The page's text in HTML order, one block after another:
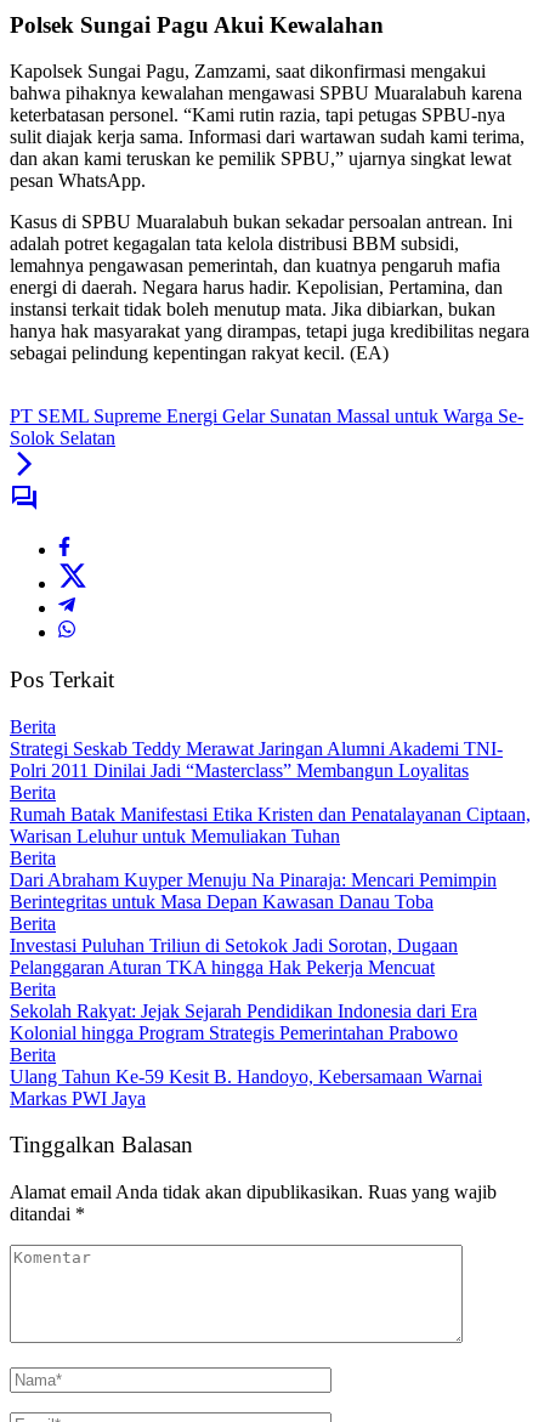
Polsek Sungai Pagu Akui Kewalahan
Kapolsek Sungai Pagu, Zamzami, saat dikonfirmasi mengakui
bahwa pihaknya kewalahan mengawasi SPBU Muaralabuh karena
keterbatasan personel. “Kami rutin razia, tapi petugas SPBU-nya
sulit diajak kerja sama. Informasi dari wartawan sudah kami terima,
dan akan kami teruskan ke pemilik SPBU,” ujarnya singkat lewat
pesan WhatsApp.
Kasus di SPBU Muaralabuh bukan sekadar persoalan antrean. Ini
adalah potret kegagalan tata kelola distribusi BBM subsidi,
lemahnya pengawasan pemerintah, dan kuatnya pengaruh mafia
energi di daerah. Negara harus hadir. Kepolisian, Pertamina, dan
instansi terkait tidak boleh menutup mata. Jika dibiarkan, bukan
hanya hak masyarakat yang dirampas, tetapi juga kredibilitas negara
sebagai pelindung kepentingan rakyat kecil. (EA)
PT SEML Supreme Energi Gelar Sunatan Massal untuk Warga Se-
Solok Selatan
Pos Terkait
Berita
Strategi Seskab Teddy Merawat Jaringan Alumni Akademi TNI-
Polri 2011 Dinilai Jadi “Masterclass” Membangun Loyalitas
Berita
Rumah Batak Manifestasi Etika Kristen dan Penatalayanan Ciptaan,
Warisan Leluhur untuk Memuliakan Tuhan
Berita
Dari Abraham Kuyper Menuju Na Pinaraja: Mencari Pemimpin
Berintegritas untuk Masa Depan Kawasan Danau Toba
Berita
Investasi Puluhan Triliun di Setokok Jadi Sorotan, Dugaan
Pelanggaran Aturan TKA hingga Hak Pekerja Mencuat
Berita
Sekolah Rakyat: Jejak Sejarah Pendidikan Indonesia dari Era
Kolonial hingga Program Strategis Pemerintahan Prabowo
Berita
Ulang Tahun Ke-59 Kesit B. Handoyo, Kebersamaan Warnai
Markas PWI Jaya
Tinggalkan Balasan
Alamat email Anda tidak akan dipublikasikan. Ruas yang wajib
ditandai *